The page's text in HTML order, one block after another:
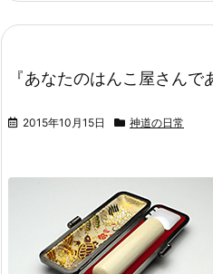
『あなたのはんこ屋さんで
2015年10月15日 神道の日常